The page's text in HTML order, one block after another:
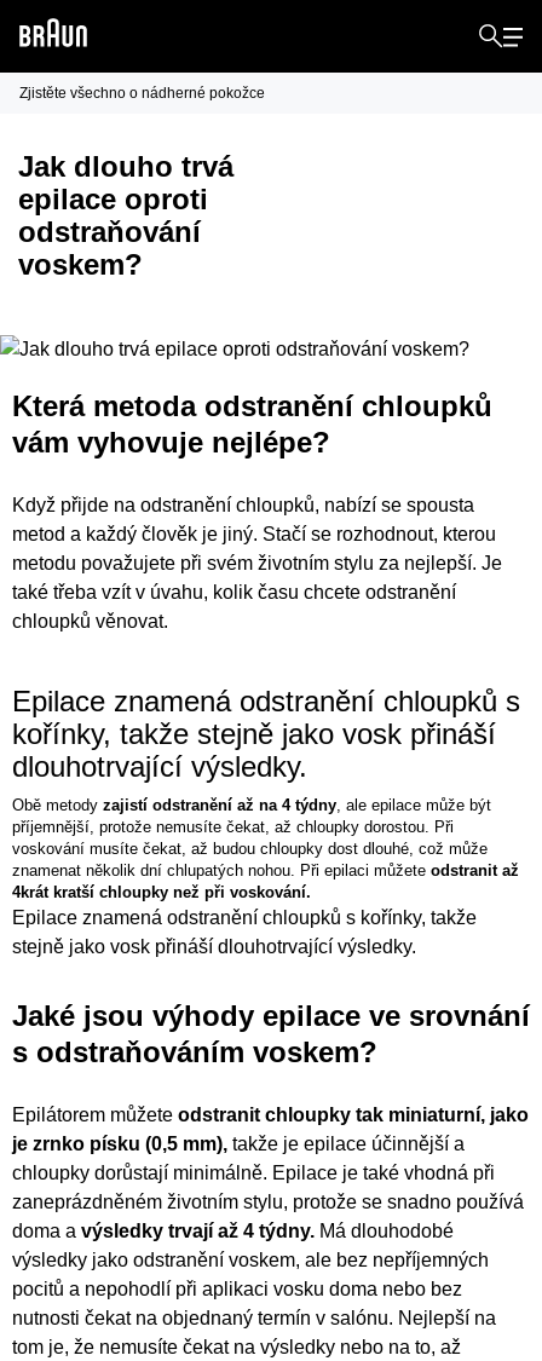
Zjistěte všechno o nádherné pokožce
Jak dlouho trvá
epilace oproti
odstraňování
voskem?
Která metoda odstranění chloupků
vám vyhovuje nejlépe?
Když přijde na odstranění chloupků, nabízí se spousta
metod a každý člověk je jiný. Stačí se rozhodnout, kterou
metodu považujete při svém životním stylu za nejlepší. Je
také třeba vzít v úvahu, kolik času chcete odstranění
chloupků věnovat.
Epilace znamená odstranění chloupků s
kořínky, takže stejně jako vosk přináší
dlouhotrvající výsledky.
Obě metody zajistí odstranění až na 4 týdny, ale epilace může být
příjemnější, protože nemusíte čekat, až chloupky dorostou. Při
voskování musíte čekat, až budou chloupky dost dlouhé, což může
znamenat několik dní chlupatých nohou. Při epilaci můžete odstranit až
4krát kratší chloupky než při voskování.
Epilace znamená odstranění chloupků s kořínky, takže
stejně jako vosk přináší dlouhotrvající výsledky.
Jaké jsou výhody epilace ve srovnání
s odstraňováním voskem?
Epilátorem můžete odstranit chloupky tak miniaturní, jako
je zrnko písku (0,5 mm), takže je epilace účinnější a
chloupky dorůstají minimálně. Epilace je také vhodná při
zaneprázdněném životním stylu, protože se snadno používá
doma a výsledky trvají až 4 týdny. Má dlouhodobé
výsledky jako odstranění voskem, ale bez nepříjemných
pocitů a nepohodlí při aplikaci vosku doma nebo bez
nutnosti čekat na objednaný termín v salónu. Nejlepší na
tom je, že nemusíte čekat na výsledky nebo na to, až